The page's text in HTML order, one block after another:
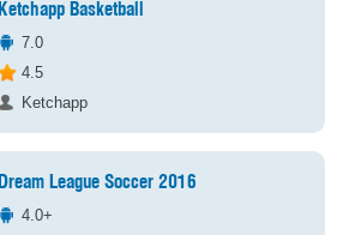
Ketchapp Basketball
7.0
4.5
Ketchapp
Dream League Soccer 2016
4.0+